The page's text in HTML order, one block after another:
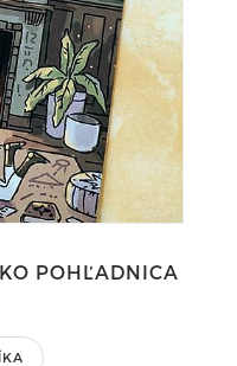
POHĽADNICA